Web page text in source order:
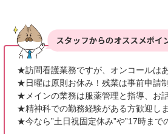
★訪問看護業務ですが、オンコールは
★日曜は原則お休み！残業は事前申請
★メインの業務は服薬管理と指導、お
★精神科での勤務経験がある方歓迎し
★今なら”土日祝固定休み”や”17時まで